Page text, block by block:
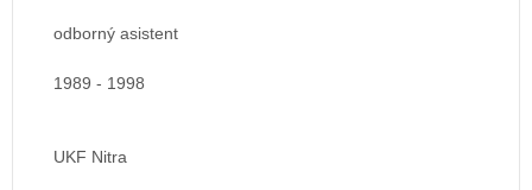
odborný asistent
1989 - 1998
UKF Nitra